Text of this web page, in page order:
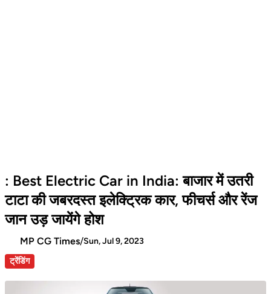
: Best Electric Car in India: बाजार में उतरी
टाटा की जबरदस्त इलेक्ट्रिक कार, फीचर्स और रेंज
जान उड़ जायेंगे होश
MP CG Times/Sun, Jul 9, 2023
ट्रेंडिंग